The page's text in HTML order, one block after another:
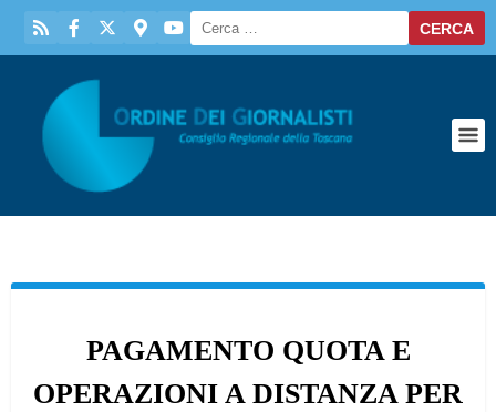
PAGAMENTO QUOTA E
OPERAZIONI A DISTANZA PER